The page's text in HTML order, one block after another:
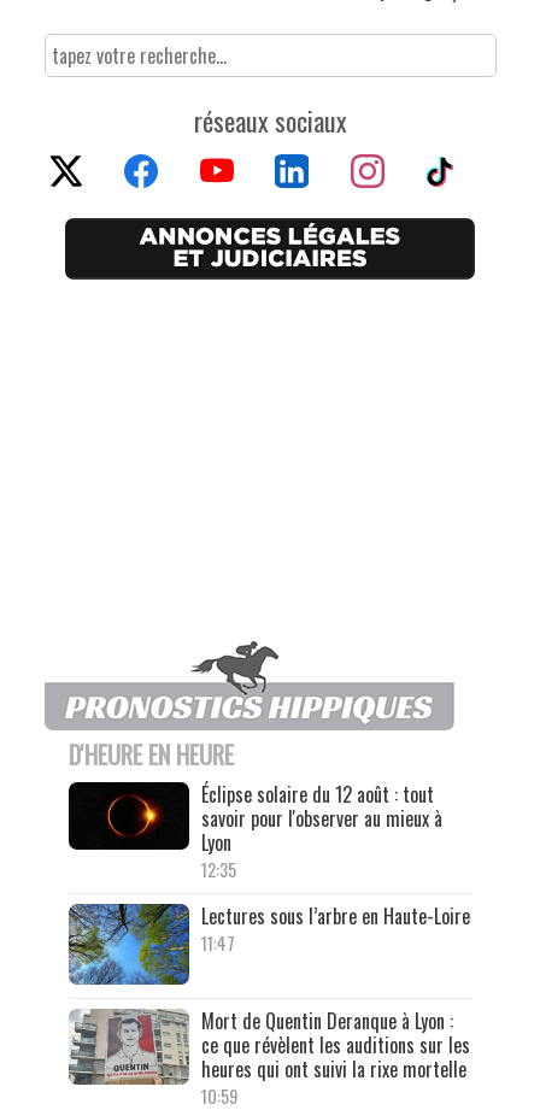
réseaux sociaux
D'HEURE EN HEURE
Éclipse solaire du 12 août : tout
savoir pour l'observer au mieux à
Lyon
12:35
Lectures sous l’arbre en Haute-Loire
11:47
Mort de Quentin Deranque à Lyon :
ce que révèlent les auditions sur les
heures qui ont suivi la rixe mortelle
10:59